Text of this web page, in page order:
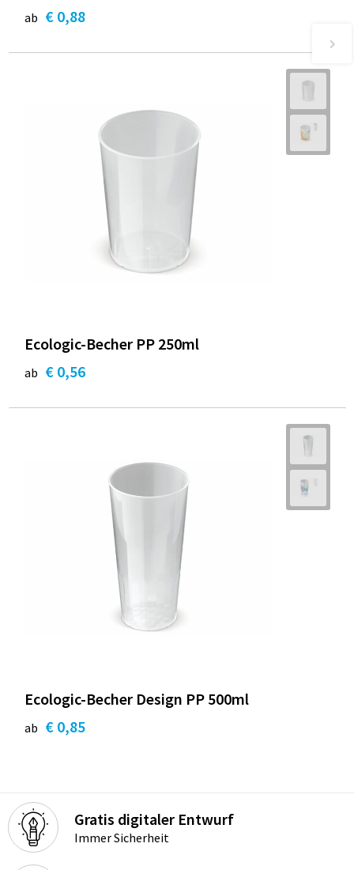
ab € 0,88
Ecologic-Becher PP 250ml
ab € 0,56
Ecologic-Becher Design PP 500ml
ab € 0,85
Gratis digitaler Entwurf
Immer Sicherheit